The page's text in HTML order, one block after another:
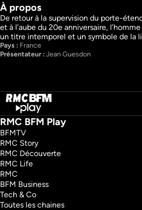
Faites entrer l'accusé
Crimes
Documentaires
À propos
De retour à la supervision du porte-
et à l’aube du 20e anniversaire,
un titre intemporel et un symbole de la
Pays : France
Présentateur : Jean Guesdon
RMC BFM Play
BFMTV
RMC Story
RMC Découverte
RMC Life
RMC
BFM Business
Tech & Co
Toutes les chaines